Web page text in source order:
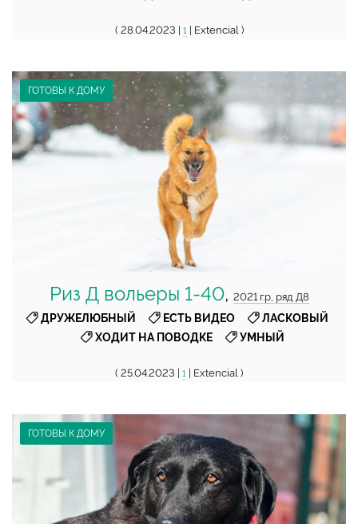
( 28.04.2023 | 1 | Extencial )
ГОТОВЫ К ДОМУ
Риз Д вольеры 1-40, 2021 г.р, ряд Д8
ДРУЖЕЛЮБНЫЙ
ЕСТЬ ВИДЕО ЛАСКОВЫЙ
ХОДИТ НА ПОВОДКЕ, УМНЫЙ
( 25.04.2023 | 1 | Extencial )
ГОТОВЫ К ДОМУ